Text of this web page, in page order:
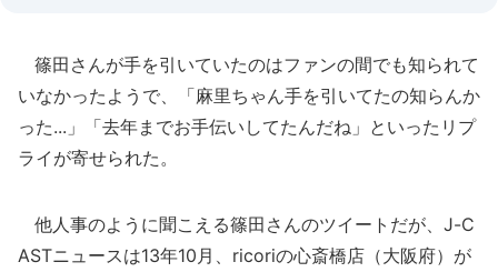
篠田さんが手を引いていたのはファンの間でも知られて
いなかったようで、「麻里ちゃん手を引いてたの知らんか
った...」「去年までお手伝いしてたんだね」といったリプ
ライが寄せられた。
他人事のように聞こえる篠田さんのツイートだが、J-C
ASTニュースは13年10月、ricoriの心斎橋店（大阪府）が